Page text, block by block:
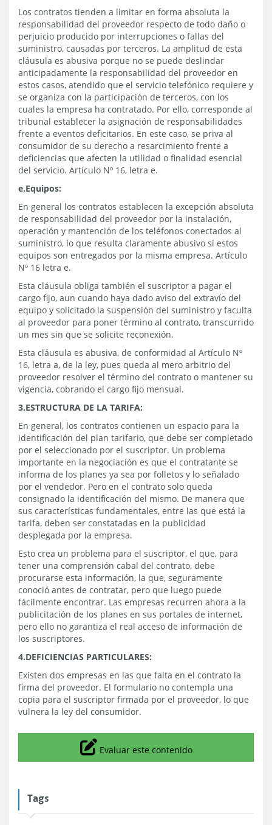
Los contratos tienden a limitar en forma absoluta la
responsabilidad del proveedor respecto de todo daño o
perjuicio producido por interrupciones o fallas del
suministro, causadas por terceros. La amplitud de esta
cláusula es abusiva porque no se puede deslindar
anticipadamente la responsabilidad del proveedor en
estos casos, atendido que el servicio telefónico requiere y
se organiza con la participación de terceros, con los
cuales la empresa ha contratado. Por ello, corresponde al
tribunal establecer la asignación de responsabilidades
frente a eventos deficitarios. En este caso, se priva al
consumidor de su derecho a resarcimiento frente a
deficiencias que afecten la utilidad o finalidad esencial
del servicio. Artículo Nº 16, letra e.
e.Equipos:
En general los contratos establecen la excepción absoluta
de responsabilidad del proveedor por la instalación,
operación y mantención de los teléfonos conectados al
suministro, lo que resulta claramente abusivo si estos
equipos son entregados por la misma empresa. Artículo
Nº 16 letra e.
Esta cláusula obliga también el suscriptor a pagar el
cargo fijo, aun cuando haya dado aviso del extravío del
equipo y solicitado la suspensión del suministro y faculta
al proveedor para poner término al contrato, transcurrido
un mes sin que se solicite reconexión.
Esta cláusula es abusiva, de conformidad al Artículo Nº
16, letra a, de la ley, pues queda al mero arbitrio del
proveedor resolver el término del contrato o mantener su
vigencia, cobrando el cargo fijo mensual.
3.ESTRUCTURA DE LA TARIFA:
En general, los contratos contienen un espacio para la
identificación del plan tarifario, que debe ser completado
por el seleccionado por el suscriptor. Un problema
importante en la negociación es que el contratante se
informa de los planes ya sea por folletos y lo señalado
por el vendedor. Pero en el contrato solo queda
consignado la identificación del mismo. De manera que
sus características fundamentales, entre las que está la
tarifa, deben ser constatadas en la publicidad
desplegada por la empresa.
Esto crea un problema para el suscriptor, el que, para
tener una comprensión cabal del contrato, debe
procurarse esta información, la que, seguramente
conoció antes de contratar, pero que luego puede
fácilmente encontrar. Las empresas recurren ahora a la
publicitación de los planes en sus portales de internet,
pero ello no garantiza el real acceso de información de
los suscriptores.
4.DEFICIENCIAS PARTICULARES:
Existen dos empresas en las que falta en el contrato la
firma del proveedor. El formulario no contempla una
copia para el suscriptor firmada por el proveedor, lo que
vulnera la ley del consumidor.
Icono
Evaluar este contenido
Tags